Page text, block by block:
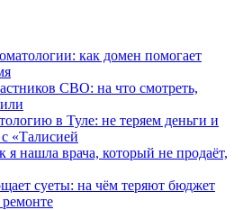
как домен помогает
СВО: на что смотреть,
в Туле: не теряем деньги и
«Талисией
я нашла врача, который не продаёт,
суеты: на чём теряют бюджет